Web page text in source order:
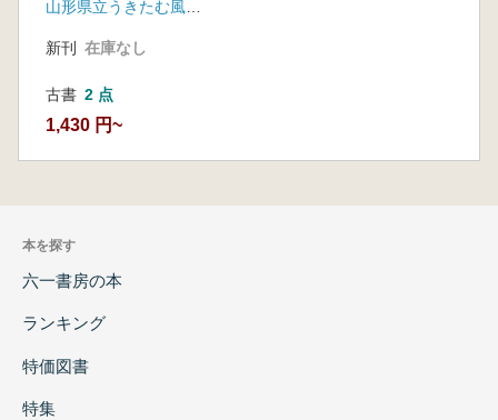
新刊 在庫なし
古書 2 点
1,430 円~
本を探す
六一書房の本
ランキング
特価図書
特集